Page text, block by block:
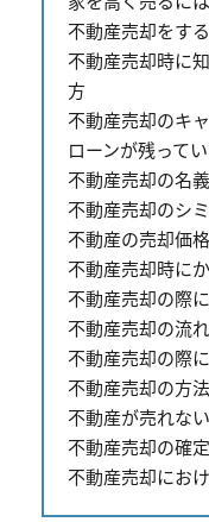
不動産売却をす
不動産売却時に
方
不動産売却のキ
ローンが残って
不動産売却の名
不動産売却のシ
不動産の売却価
不動産売却時に
不動産売却の際
不動産売却の流れ
不動産売却の際
不動産売却の方法
不動産が売れな
不動産売却の確
不動産売却にお